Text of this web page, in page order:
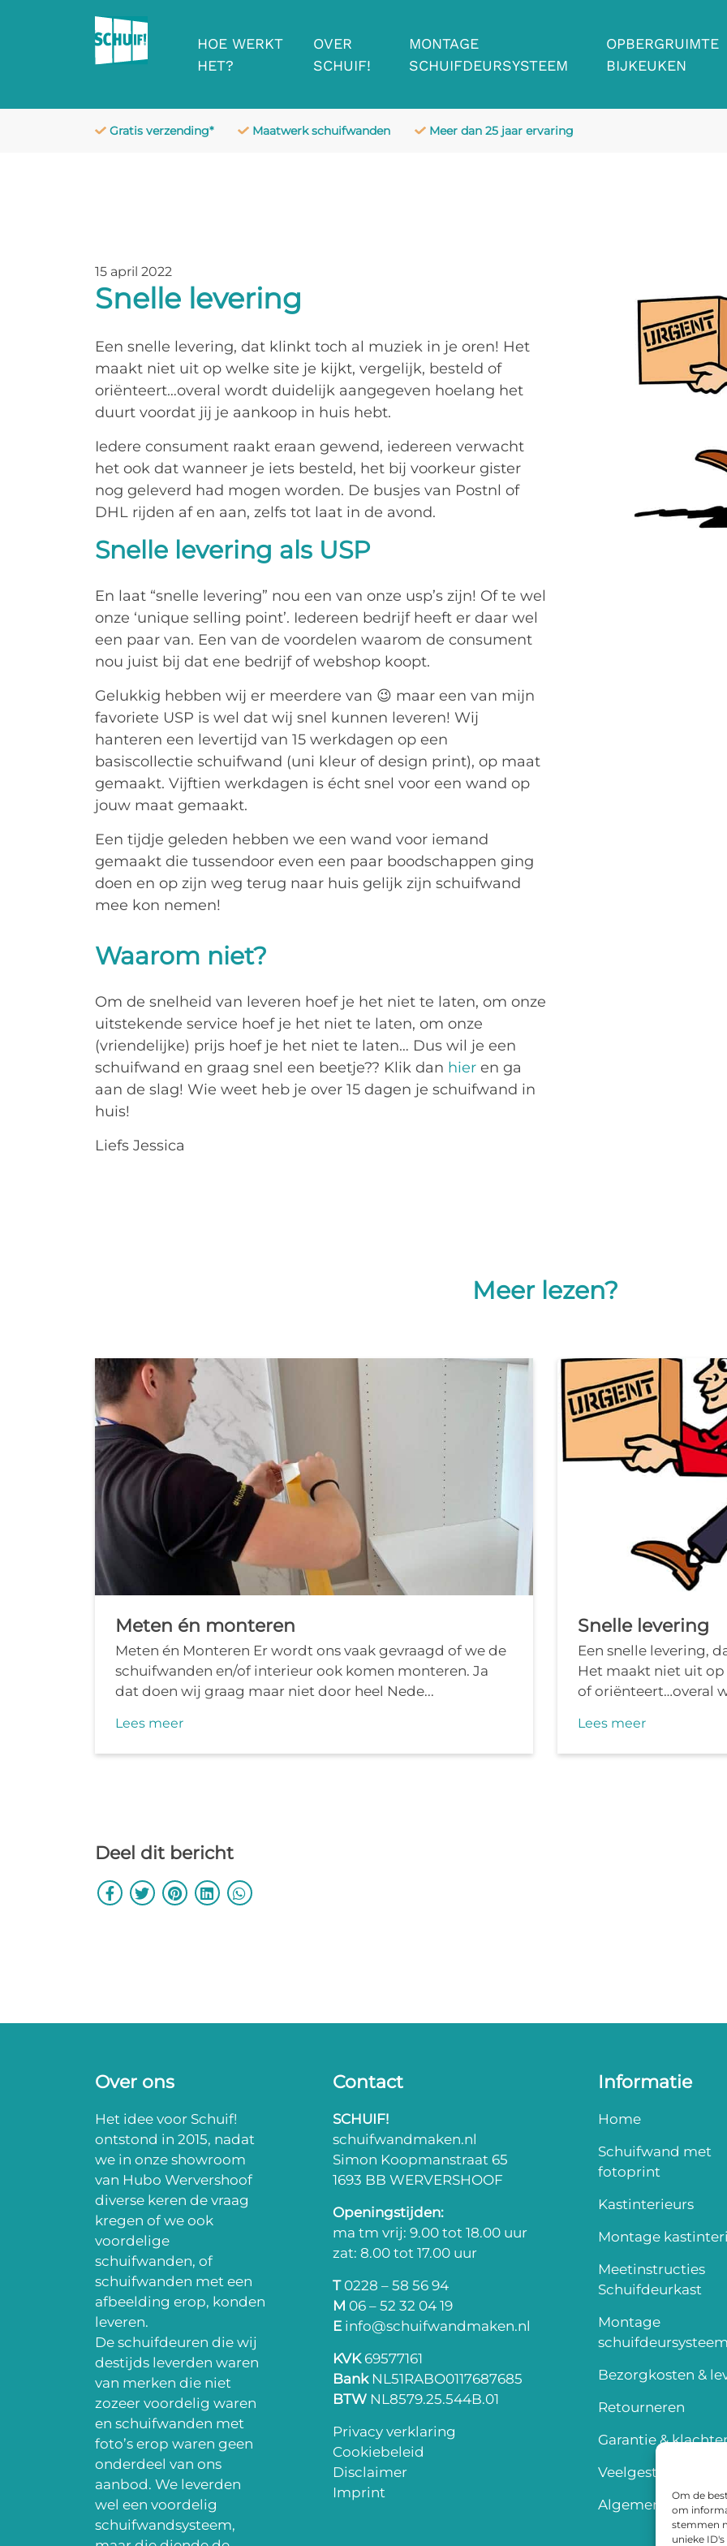
Om de
om
stemmen
unieke
HOE WERKT
HET?
OVER
SCHUIF!
MONTAGE
SCHUIFDEURSYSTEEM
OPBERGRUIMTE
BIJKEUKEN
Gratis verzending* Maatwerk schuifwanden Meer dan 25 jaar ervaring
15 april 2022
Snelle levering
Een snelle levering, dat klinkt toch al muziek in je oren! Het
maakt niet uit op welke site je kijkt, vergelijk, besteld of
oriënteert…overal wordt duidelijk aangegeven hoelang het
duurt voordat jij je aankoop in huis hebt.
Iedere consument raakt eraan gewend, iedereen verwacht
het ook dat wanneer je iets besteld, het bij voorkeur gister
nog geleverd had mogen worden. De busjes van Postnl of
DHL rijden af en aan, zelfs tot laat in de avond.
Snelle levering als USP
En laat “snelle levering” nou een van onze usp’s zijn! Of te wel
onze ‘unique selling point’. Iedereen bedrijf heeft er daar wel
een paar van. Een van de voordelen waarom de consument
nou juist bij dat ene bedrijf of webshop koopt.
Gelukkig hebben wij er meerdere van 😉 maar een van mijn
favoriete USP is wel dat wij snel kunnen leveren! Wij
hanteren een levertijd van 15 werkdagen op een
basiscollectie schuifwand (uni kleur of design print), op maat
gemaakt. Vijftien werkdagen is écht snel voor een wand op
jouw maat gemaakt.
Een tijdje geleden hebben we een wand voor iemand
gemaakt die tussendoor even een paar boodschappen ging
doen en op zijn weg terug naar huis gelijk zijn schuifwand
mee kon nemen!
Waarom niet?
Om de snelheid van leveren hoef je het niet te laten, om onze
uitstekende service hoef je het niet te laten, om onze
(vriendelijke) prijs hoef je het niet te laten… Dus wil je een
schuifwand en graag snel een beetje?? Klik dan hier en ga
aan de slag! Wie weet heb je over 15 dagen je schuifwand in
huis!
Liefs Jessica
Meer lezen?
Meten én monteren
Meten én Monteren Er wordt ons vaak gevraagd of we de
schuifwanden en/of interieur ook komen monteren. Ja
dat doen wij graag maar niet door heel Nede...
Lees meer
Snelle levering
Een snelle levering,
Het maakt niet uit
of oriënteert…overal
Lees meer
Deel dit bericht
Over ons
Het idee voor Schuif!
ontstond in 2015, nadat
we in onze showroom
van Hubo Wervershoof
diverse keren de vraag
kregen of we ook
voordelige
schuifwanden, of
schuifwanden met een
afbeelding erop, konden
leveren.
De schuifdeuren die wij
destijds leverden waren
van merken die niet
zozeer voordelig waren
en schuifwanden met
foto’s erop waren geen
onderdeel van ons
aanbod. We leverden
wel een voordelig
schuifwandsysteem,
Contact
SCHUIF!
schuifwandmaken.nl
Simon Koopmanstraat 65
1693 BB WERVERSHOOF
Openingstijden:
ma tm vrij: 9.00 tot 18.00 uur
zat: 8.00 tot 17.00 uur
T0228 – 58 56 94
M 06 – 52 32 04 19
E info@schuifwandmaken.nl
KVK69577161
BankNL51RABO0117687685
BTW NL8579.25.544B.01
Privacy verklaring
Cookiebeleid
Disclaimer
Imprint
Informatie
Home
Schuifwand met
fotoprint
Kastinterieurs
Montage
Meetinstructies
Schuifdeurkast
Montage
Bezorgkosten &
Retourneren
Garantie &
Veelgestelde
Algemene